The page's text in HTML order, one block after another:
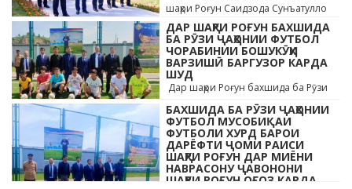
шаҳри Роғун Саидзода Сунъатулло
бо ҳайъати кормандони дастгоҳи
раиси шаҳр ва роҳбарони мақомотҳои
…
ДАР ШАҲРИ РОҒУН БАХШИДА
БА РӮЗИ ҶАҲОНИИ ФУТБОЛ
ЧОРАБИНИИ БОШУКӮҲИ
ВАРЗИШӢ БАРГУЗОР КАРДА
ШУД
Дар шаҳри Роғун бахшида ба Рӯзи
ҷавонони Тоҷикистон ва Рӯзи
ҷаҳонии футбол бо иштироки 10
даста мусобиқаи кушоди шаҳри аз …
БАХШИДА БА РӮЗИ ҶАҲОНИИ
ФУТБОЛ МУСОБИҚАИ
ФУТБОЛИ ХУРД БАРОИ
ДАРЁФТИ ҶОМИ РАИСИ
ШАҲРИ РОҒУН ДАР МИЁНИ
НАВРАСОНУ ҶАВОНОНИ
ШАҲРИ РОҒУН ОҒОЗ КАРДА